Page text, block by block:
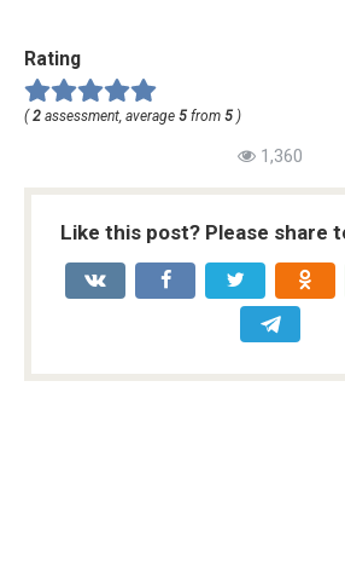
Rating
( 2 assessment, average 5 from 5 )
1,360
Like this post? Please share